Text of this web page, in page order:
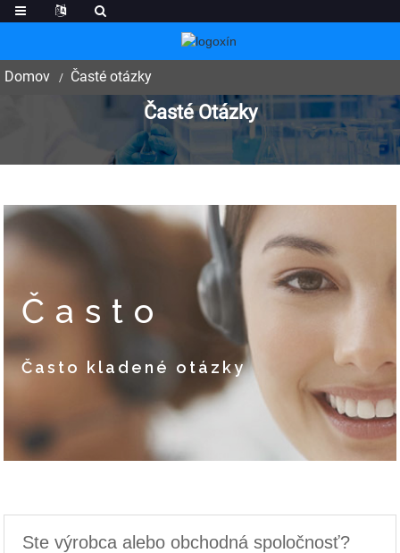
Domov Časté otázky
Časté Otázky
Často
Často kladené otázky
Ste výrobca alebo obchodná spoločnosť?